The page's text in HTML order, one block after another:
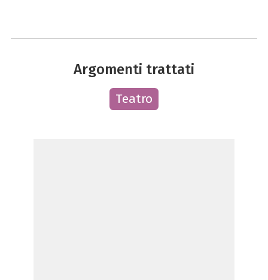
Argomenti trattati
Teatro